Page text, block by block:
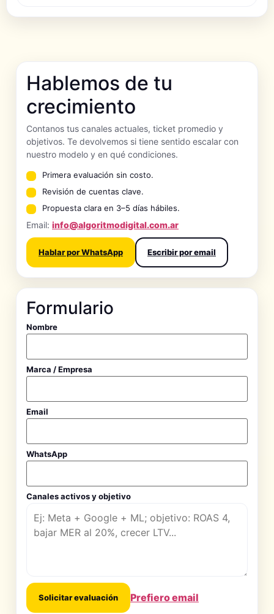
Hablemos de tu
crecimiento
Contanos tus canales actuales, ticket promedio y
objetivos. Te devolvemos si tiene sentido escalar con
nuestro modelo y en qué condiciones.
Primera evaluación sin costo.
Revisión de cuentas clave.
Propuesta clara en 3–5 días hábiles.
Email: info@algoritmodigital.com.ar
Hablar por WhatsApp Escribir por email
Formulario
Nombre
Marca / Empresa
Email
WhatsApp
Canales activos y objetivo
Solicitar evaluación Prefiero email